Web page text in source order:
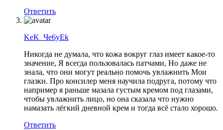
Ответить
KeK_Че6yEk
Никогда не думала, что кожа вокруг глаз имеет какое-то
значение, Я всегда пользовалась патчами, Но даже не
знала, что они могут реально помочь увлажнить Мои
глазки. Про консилер меня научила подруга, потому что
например я раньше мазала густым кремом под глазами,
чтобы увлажнить лицо, но она сказала что нужно
намазать лёгкий дневной крем и тогда всё стало хорошо.
Ответить